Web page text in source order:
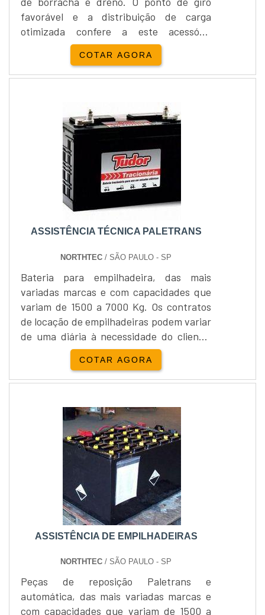
favorável e a distribuição de carga
otimizada confere a este acessório
equilíbrio e robustez. Construído de aço
resistente com solda estanque contra
vazamentos e bordas reforçadas......
COTAR AGORA
ASSISTÊNCIA TÉCNICA PALETRANS
NORTHTEC / SÃO PAULO - SP
Bateria para empilhadeira, das mais
variadas marcas e com capacidades que
variam de 1500 a 7000 Kg. Os contratos
de locação de empilhadeiras podem variar
de uma diária à necessidade do cliente,
sempre com intuito de proporcionar o
melhor para os clientes.Locação e venda
Yale Empilhadeira:Além da locação de
venda de empilhadeira...
COTAR AGORA
ASSISTÊNCIA DE EMPILHADEIRAS
NORTHTEC / SÃO PAULO - SP
Peças de reposição Paletrans e
automática, das mais variadas marcas e
com capacidades que variam de 1500 a